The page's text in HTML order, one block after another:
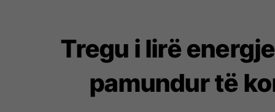
Tregu i lirë
pamundur të